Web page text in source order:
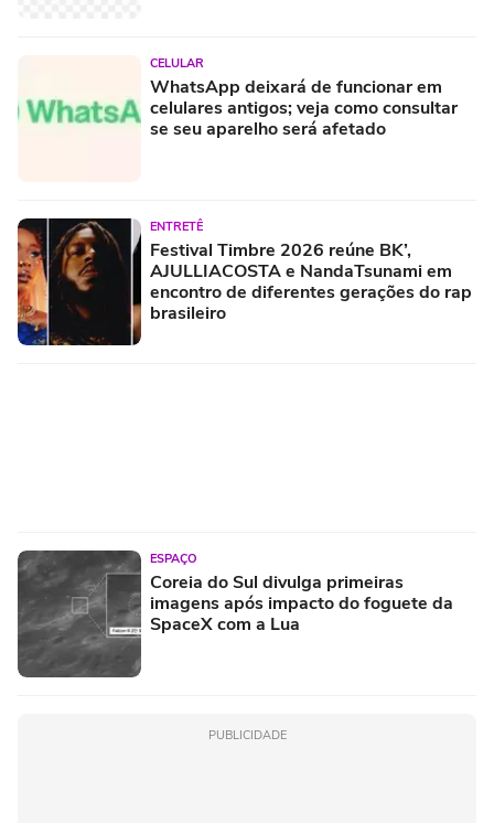
CELULAR
WhatsApp deixará de funcionar em
celulares antigos; veja como consultar
se seu aparelho será afetado
ENTRETÊ
Festival Timbre 2026 reúne BK’,
AJULLIACOSTA e NandaTsunami em
encontro de diferentes gerações do rap
brasileiro
ESPAÇO
Coreia do Sul divulga primeiras
imagens após impacto do foguete da
SpaceX com a Lua
PUBLICIDADE